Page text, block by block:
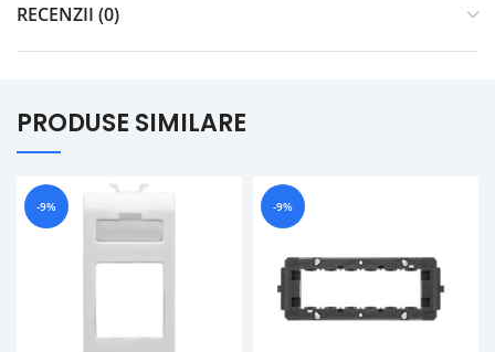
RECENZII (0)
PRODUSE SIMILARE
-9% -9%